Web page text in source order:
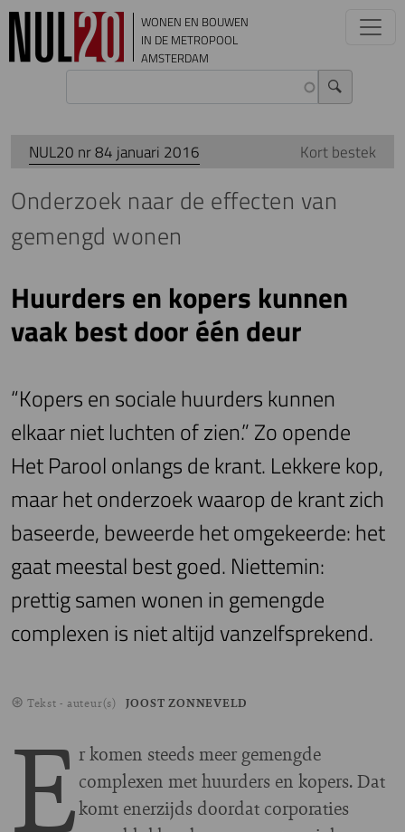
Overslaan en naar de inhoud gaan
WONEN EN BOUWEN
IN DE METROPOOL
AMSTERDAM
NUL20 nr 84 januari 2016 Kort bestek
Onderzoek naar de effecten van
gemengd wonen
Huurders en kopers kunnen
vaak best door één deur
“Kopers en sociale huurders kunnen
elkaar niet luchten of zien.” Zo opende
Het Parool onlangs de krant. Lekkere kop,
maar het onderzoek waarop de krant zich
baseerde, beweerde het omgekeerde: het
gaat meestal best goed. Niettemin:
prettig samen wonen in gemengde
complexen is niet altijd vanzelfsprekend.
Tekst - auteur(s) JOOST ZONNEVELD
Er komen steeds meer gemengde
complexen met huurders en kopers. Dat
komt enerzijds doordat corporaties